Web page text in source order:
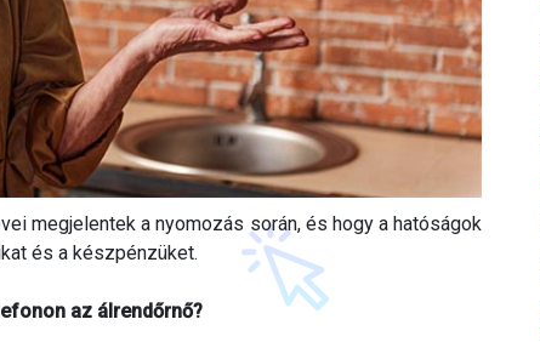
megjelentek a nyomozás során, és hogy a hatóságok
és a készpénzüket.
az álrendőrnő?